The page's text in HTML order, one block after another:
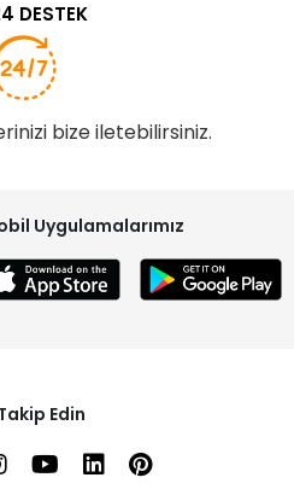
DESTEK
bize iletebilirsiniz.
Uygulamalarımız
Edin